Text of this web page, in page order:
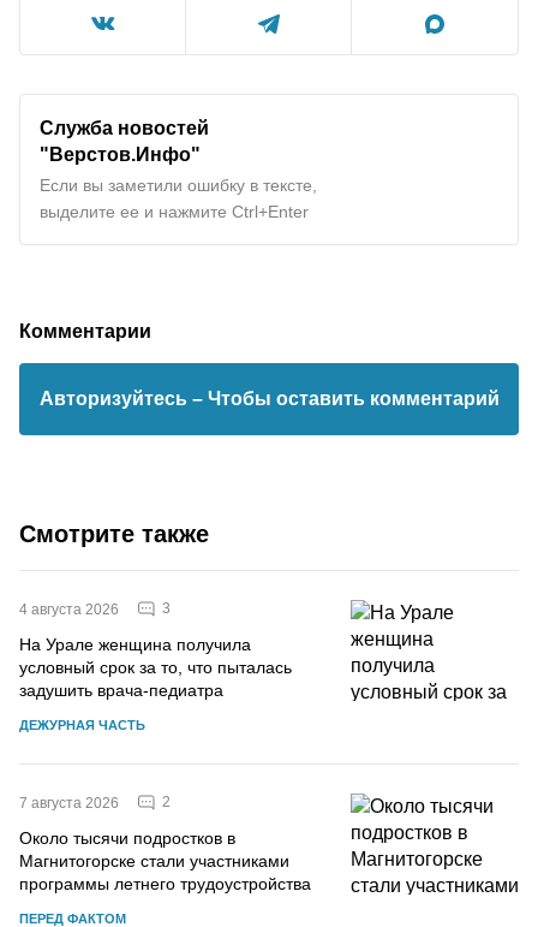
Служба новостей
"Верстов.Инфо"
Если вы заметили ошибку в тексте,
выделите ее и нажмите Ctrl+Enter
Комментарии
Авторизуйтесь – Чтобы оставить комментарий
Смотрите также
4 августа 2026 3
На Урале женщина получила
условный срок за то, что пыталась
задушить врача-педиатра
ДЕЖУРНАЯ ЧАСТЬ
7 августа 2026 2
Около тысячи подростков в
Магнитогорске стали участниками
программы летнего трудоустройства
ПЕРЕД ФАКТОМ